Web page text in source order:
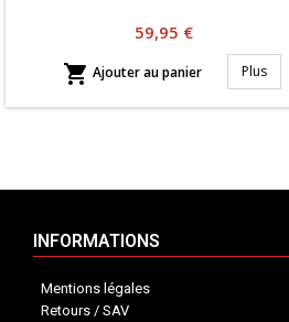
Prix
59,95 €
 Ajouter au panier Plus
INFORMATIONS
Mentions légales
Retours / SAV